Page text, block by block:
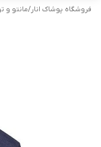
فروشگاه پوشاک انار/مانتو و